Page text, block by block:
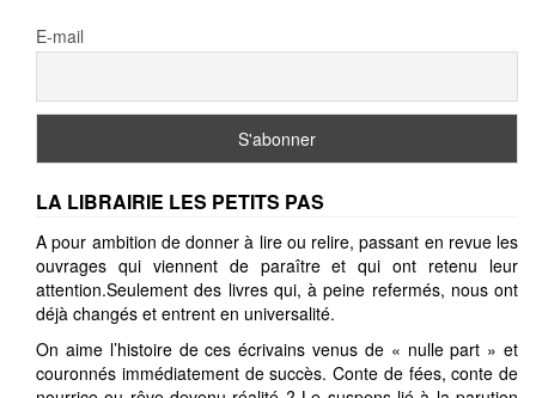
E-mail
LA LIBRAIRIE LES PETITS PAS
A pour ambition de donner à lire ou relire, passant en revue les
ouvrages qui viennent de paraître et qui ont retenu leur
attention.Seulement des livres qui, à peine refermés, nous ont
déjà changés et entrent en universalité.
On aime l’histoire de ces écrivains venus de « nulle part » et
couronnés immédiatement de succès. Conte de fées, conte de